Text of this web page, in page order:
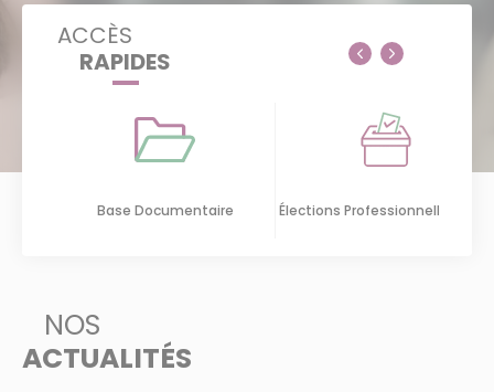
ACCÈS
RAPIDES
Base Documentaire Élections Professionnelles 2026
NOS
ACTUALITÉS